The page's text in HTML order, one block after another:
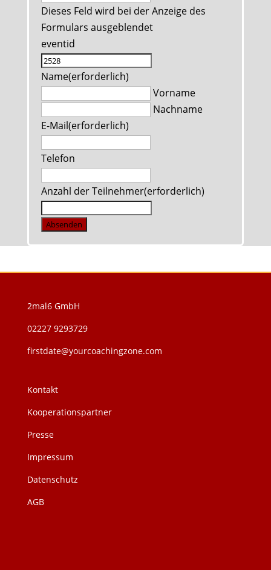
Dieses Feld wird bei der Anzeige des
Formulars ausgeblendet
eventid
Name(erforderlich)
Vorname
Nachname
E-Mail(erforderlich)
Telefon
Anzahl der Teilnehmer(erforderlich)
Absenden
2mal6 GmbH
02227 9293729
firstdate@yourcoachingzone.com
Kontakt
Kooperationspartner
Presse
Impressum
Datenschutz
AGB